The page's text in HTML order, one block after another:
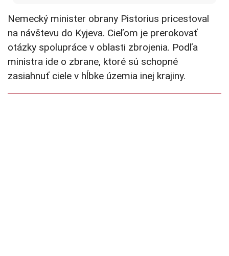
Nemecký minister obrany Pistorius pricestoval
na návštevu do Kyjeva. Cieľom je prerokovať
otázky spolupráce v oblasti zbrojenia. Podľa
ministra ide o zbrane, ktoré sú schopné
zasiahnuť ciele v hĺbke územia inej krajiny.